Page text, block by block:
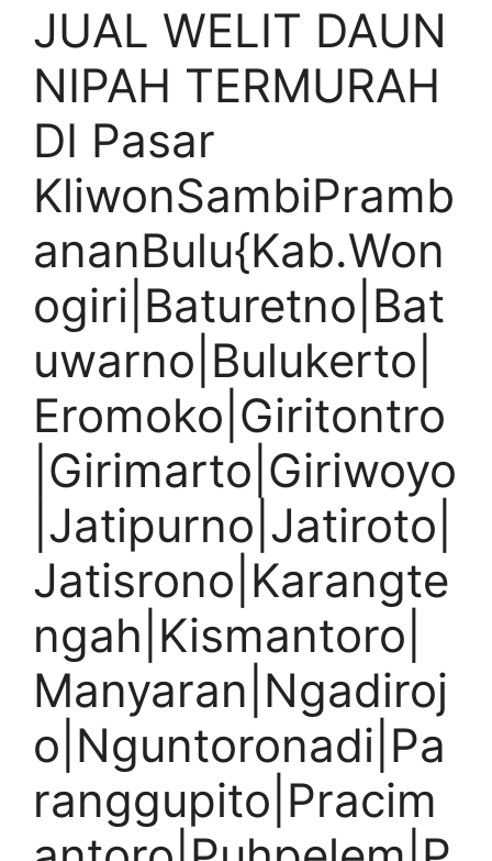
JUAL WELIT DAUN
NIPAH TERMURAH
DI Pasar
KliwonSambiPramb
ananBulu{Kab.Won
ogiri|Baturetno|Bat
uwarno|Bulukerto|
Eromoko|Giritontro
|Girimarto|Giriwoyo
|Jatipurno|Jatiroto|
Jatisrono|Karangte
ngah|Kismantoro|
Manyaran|Ngadiroj
o|Nguntoronadi|Pa
ranggupito|Pracim